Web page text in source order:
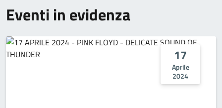
Eventi in evidenza
17
Aprile
2024